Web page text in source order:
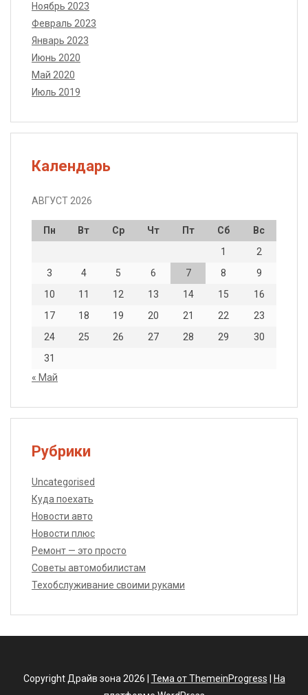
Ноябрь 2023
Февраль 2023
Январь 2023
Июнь 2020
Май 2020
Июль 2019
Календарь
АВГУСТ 2026
Пн Вт Ср Чт Пт Сб
Вс
1
2
3
4 5 6 7 8
9
10
11 12 13 14 15
16
17
18 19 20 21 22
23
24
25 26 27 28 29
30
31
« Май
Рубрики
Uncategorised
Куда поехать
Новости авто
Новости плюс
Ремонт — это просто
Советы автомобилистам
Техобслуживание своими руками
Copyright Драйв зона 2026 | Тема от ThemeinProgress
На